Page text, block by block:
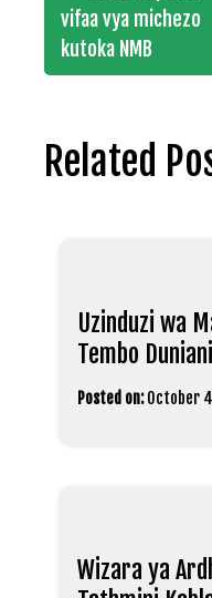
navigation
vifaa vya michezo
kutoka NMB
Related
Uzinduzi wa
Tembo
Posted on: October
Wizara ya